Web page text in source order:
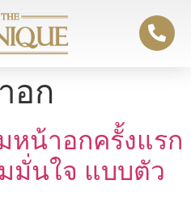
อก
หน้าอกครั้งแรก
มั่นใจ แบบตัว